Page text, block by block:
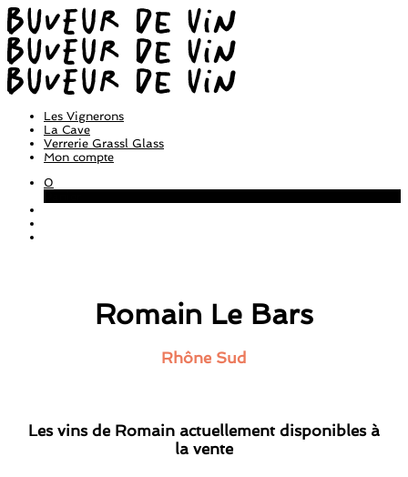
Les Vignerons
La Cave
Verrerie Grassl Glass
Mon compte
0
Romain Le Bars
Rhône Sud
Les vins de Romain actuellement disponibles à
la vente